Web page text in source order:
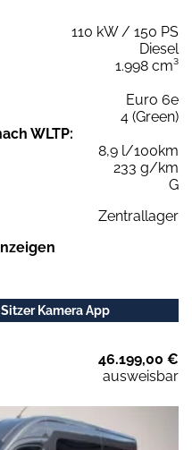
110 kW / 150 PS
Diesel
1.998 cm³
Euro 6e
4 (Green)
WLTP:
8,9 l/100km
233 g/km
G
Zentrallager
Kamera App
46.199,00 €
ausweisbar